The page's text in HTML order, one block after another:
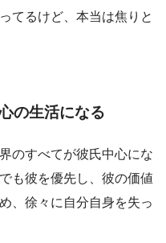
てるけど、本当は焦りと
の生活になる
のすべてが彼氏中心にな
も彼を優先し、彼の価値
、徐々に自分自身を失っ